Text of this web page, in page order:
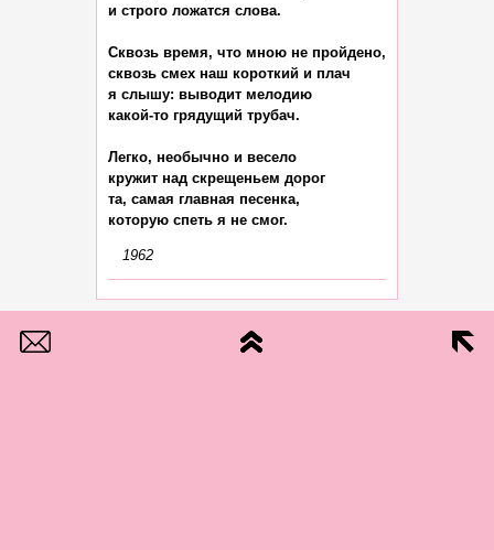
и строго ложатся слова.
Сквозь время, что мною не пройдено,
сквозь смех наш короткий и плач
я слышу: выводит мелодию
какой-то грядущий трубач.
Легко, необычно и весело
кружит над скрещеньем дорог
та, самая главная песенка,
1962